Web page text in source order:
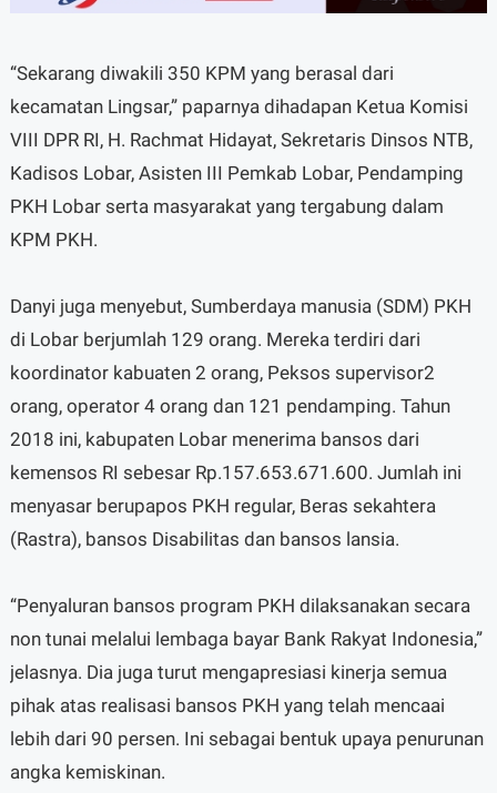
“Sekarang diwakili 350 KPM yang berasal dari
kecamatan Lingsar,” paparnya dihadapan Ketua Komisi
VIII DPR RI, H. Rachmat Hidayat, Sekretaris Dinsos NTB,
Kadisos Lobar, Asisten III Pemkab Lobar, Pendamping
PKH Lobar serta masyarakat yang tergabung dalam
KPM PKH.
Danyi juga menyebut, Sumberdaya manusia (SDM) PKH
di Lobar berjumlah 129 orang. Mereka terdiri dari
koordinator kabuaten 2 orang, Peksos supervisor2
orang, operator 4 orang dan 121 pendamping. Tahun
2018 ini, kabupaten Lobar menerima bansos dari
kemensos RI sebesar Rp.157.653.671.600. Jumlah ini
menyasar berupapos PKH regular, Beras sekahtera
(Rastra), bansos Disabilitas dan bansos lansia.
“Penyaluran bansos program PKH dilaksanakan secara
non tunai melalui lembaga bayar Bank Rakyat Indonesia,”
jelasnya. Dia juga turut mengapresiasi kinerja semua
pihak atas realisasi bansos PKH yang telah mencaai
lebih dari 90 persen. Ini sebagai bentuk upaya penurunan
angka kemiskinan.